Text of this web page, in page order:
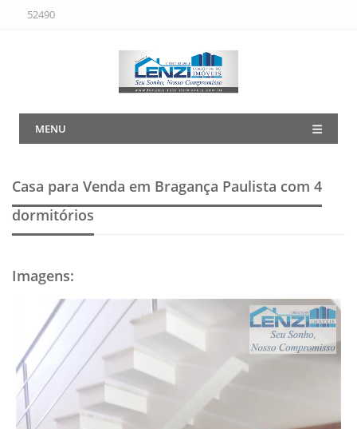
52490
MENU
Casa para Venda em Bragança Paulista com 4
dormitórios
Imagens: